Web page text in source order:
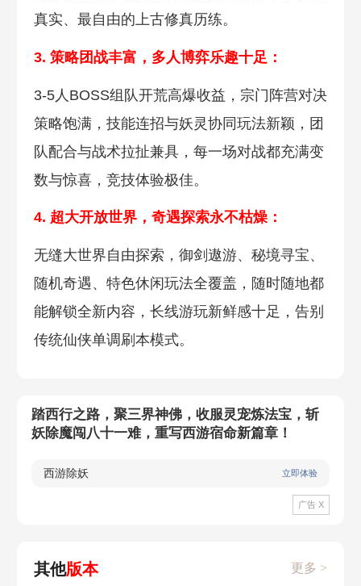
真实、最自由的上古修真历练。
3. 策略团战丰富，多人博弈乐趣十足：
3-5人BOSS组队开荒高爆收益，宗门阵营对决
策略饱满，技能连招与妖灵协同玩法新颖，团
队配合与战术拉扯兼具，每一场对战都充满变
数与惊喜，竞技体验极佳。
4. 超大开放世界，奇遇探索永不枯燥：
无缝大世界自由探索，御剑遨游、 秘境寻宝、
随机奇遇、特色休闲玩法全覆盖，随时随地都
能解锁全新内容，长线游玩新鲜感十足，告别
传统仙侠单调刷本模式。
踏西行之路，聚三界神佛，收服灵宠炼法宝，斩
妖除魔闯八十一难，重写西游宿命新篇章！
西游除妖 立即体验
广告 X
其他版本 更多 >